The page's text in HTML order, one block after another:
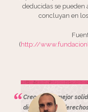
deducidas se pueden
concluyan en
(http://
Creo que la mejor
dignidad y los